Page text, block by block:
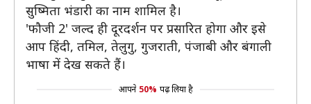
सुष्मिता भंडारी का नाम शामिल है।
'फौजी 2' जल्द ही दूरदर्शन पर प्रसारित होगा और इसे
आप हिंदी, तमिल, तेलुगु, गुजराती, पंजाबी और बंगाली
भाषा में देख सकते हैं।
आपने 50% पढ़ लिया है